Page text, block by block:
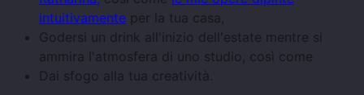
intuitivamente per la tua casa,
Godersi un drink all'inizio dell'estate mentre si
ammira l'atmosfera di uno studio, così come
Dai sfogo alla tua creatività.